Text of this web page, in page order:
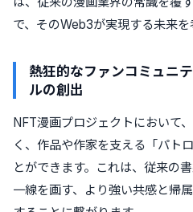
で、そのWeb3が実現する未来を
熱狂的なファンコミュニ
ルの創出
NFT漫画プロジェクトにおいて
く、作品や作家を支える「パト
とができます。これは、従来の
一線を画す、より強い共感と帰